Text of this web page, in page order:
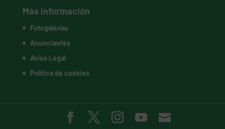
Más información
Fotogalerías
Anunciantes
Aviso Legal
Política de cookies